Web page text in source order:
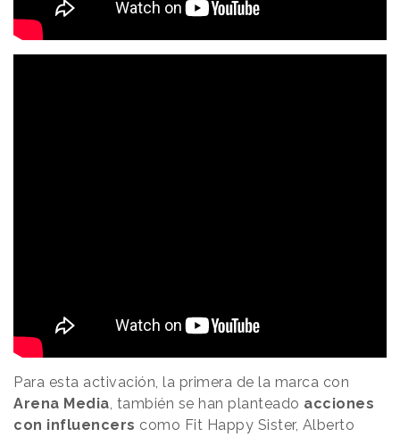
Para esta activación, la primera de la marca con
Arena Media, también se han planteado acciones
con influencers como Fit Happy Sister, Alberto